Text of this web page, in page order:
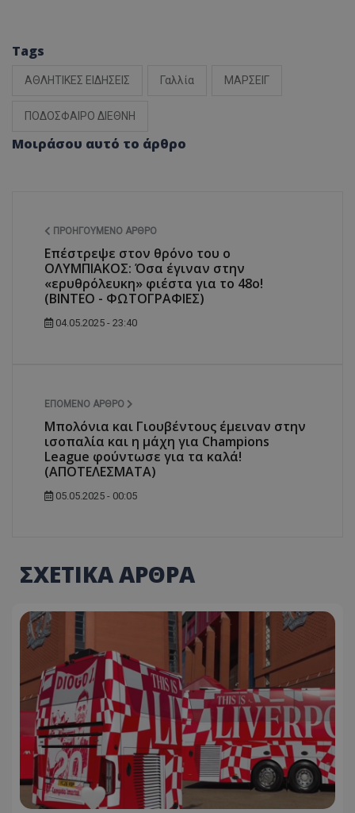
Tags
ΑΘΛΗΤΙΚΕΣ ΕΙΔΗΣΕΙΣ Γαλλία ΜΑΡΣΕΙΓ
ΠΟΔΟΣΦΑΙΡΟ ΔΙΕΘΝΗ
Μοιράσου αυτό το άρθρο
ΠΡΟΗΓΟΎΜΕΝΟ ΆΡΘΡΟ
Επέστρεψε στον θρόνο του ο
ΟΛΥΜΠΙΑΚΟΣ: Όσα έγιναν στην
«ερυθρόλευκη» φιέστα για το 48o!
(ΒΙΝΤΕΟ - ΦΩΤΟΓΡΑΦΙΕΣ)
04.05.2025 - 23:40
ΕΠΌΜΕΝΟ ΆΡΘΡΟ
Μπολόνια και Γιουβέντους έμειναν στην
ισοπαλία και η μάχη για Champions
League φούντωσε για τα καλά!
(ΑΠΟΤΕΛΕΣΜΑΤΑ)
05.05.2025 - 00:05
ΣΧΕΤΙΚΑ ΑΡΘΡΑ